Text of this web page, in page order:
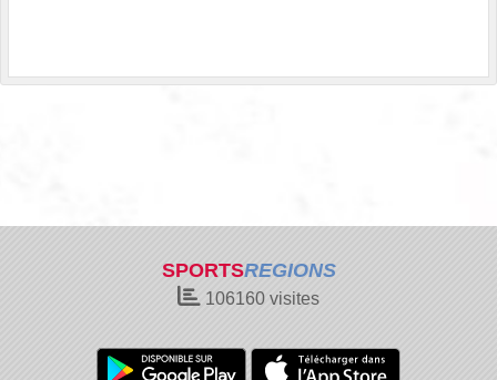
SPORTSREGIONS
106160 visites